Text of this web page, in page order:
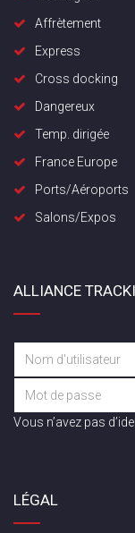
Affrètement
Express
Cross docking
Dangereux
Temp. dirigée
France Europe
Ports/Aéroports
Salons/Expos
ALLIANCE
Vous n’avez pas
LÉGAL